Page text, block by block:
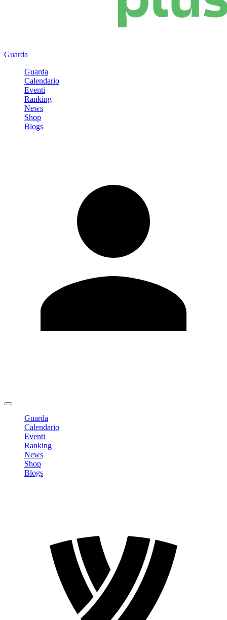
Guarda
Guarda
Calendario
Eventi
Ranking
News
Shop
Blogs
Guarda
Calendario
Eventi
Ranking
News
Shop
Blogs